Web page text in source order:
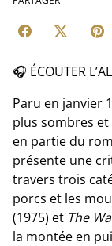
🎧 ÉCOUTER
Paru en janvier
plus sombres et
en partie du
présente une
travers trois
porcs et les
(1975) et The
la montée en